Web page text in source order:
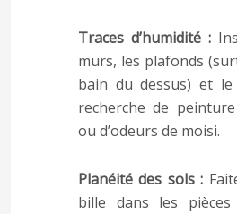
Traces d’humidité :
murs, les plafonds
bain du dessus) et
recherche de
ou d’odeurs de moisi.
Planéité des sols :
bille dans les